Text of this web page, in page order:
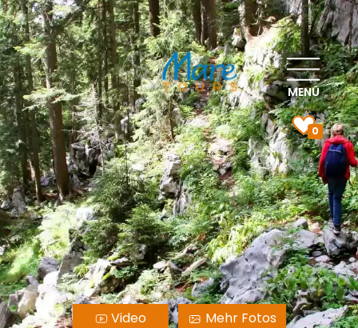
0
MENÜ
Video Mehr Fotos